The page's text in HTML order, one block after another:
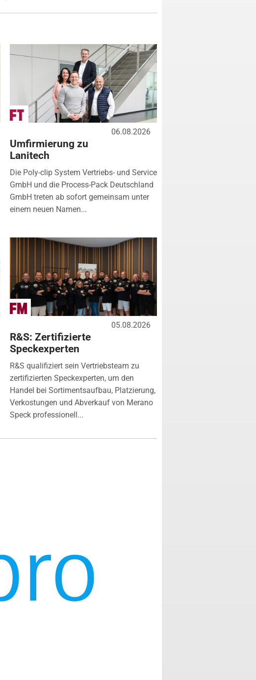
06.08.2026
Umfirmierung zu
Lanitech
Die Poly-clip System Vertriebs- und Service
GmbH und die Process-Pack Deutschland
GmbH treten ab sofort gemeinsam unter
einem neuen Namen...
05.08.2026
R&S: Zertifizierte
Speckexperten
R&S qualifiziert sein Vertriebsteam zu
zertifizierten Speckexperten, um den
Handel bei Sortimentsaufbau, Platzierung,
Verkostungen und Abverkauf von Merano
Speck professionell...